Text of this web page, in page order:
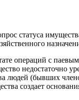
статуса
операций с
недостаточно
людей (бывших
создает